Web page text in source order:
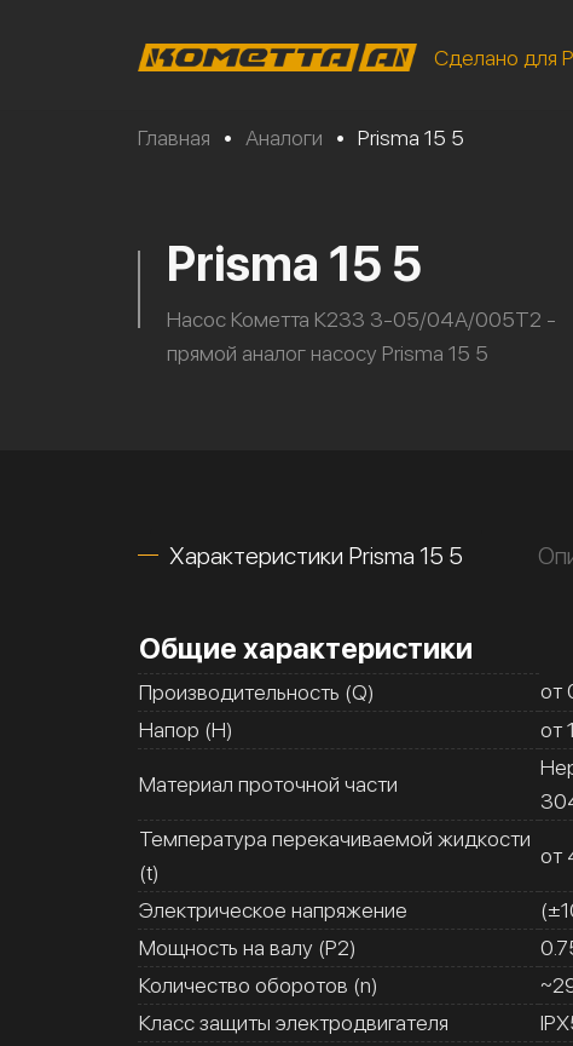
Сделано для
Главная • Аналоги • Prisma 15 5
Prisma 15 5
Насос Кометта К233 3-05/04А/005Т2 -
прямой аналог насосу Prisma 15 5
Характеристики Prisma 15 5
Общие характеристики
Производительность (Q)
от
Напор (H)
от
Материал проточной части
Температура перекачиваемой жидкости
(t)
от
Электрическое напряжение
Мощность на валу (Р2)
Количество оборотов (n)
Класс защиты электродвигателя